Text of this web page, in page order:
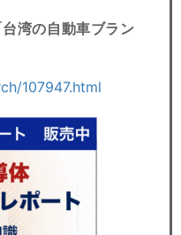
台湾の自動車ブラン
107947.html